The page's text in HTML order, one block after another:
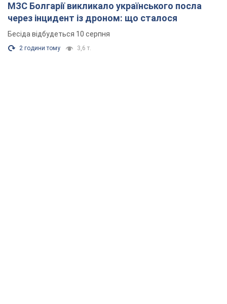
МЗС Болгарії викликало українського посла
через інцидент із дроном: що сталося
Бесіда відбудеться 10 серпня
2 години тому 3,6 т.